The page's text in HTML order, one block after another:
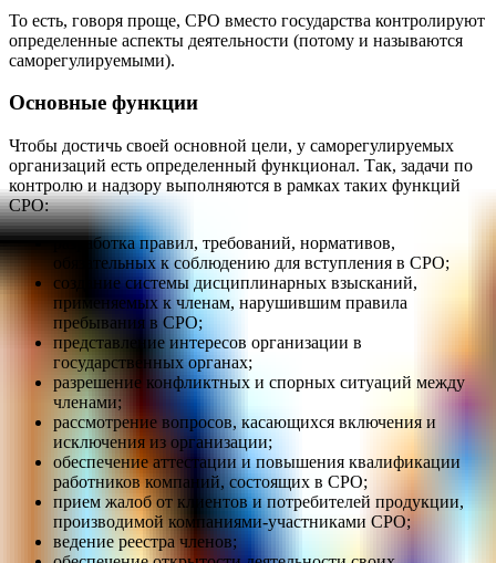
То есть, говоря проще, СРО вместо государства контролируют
определенные аспекты деятельности (потому и называются
саморегулируемыми).
Основные функции
Чтобы достичь своей основной цели, у саморегулируемых
организаций есть определенный функционал. Так, задачи по
контролю и надзору выполняются в рамках таких функций
СРО:
разработка правил, требований, нормативов,
обязательных к соблюдению для вступления в СРО;
создание системы дисциплинарных взысканий,
применяемых к членам, нарушившим правила
пребывания в СРО;
представление интересов организации в
государственных органах;
разрешение конфликтных и спорных ситуаций между
членами;
рассмотрение вопросов, касающихся включения и
исключения из организации;
обеспечение аттестации и повышения квалификации
работников компаний, состоящих в СРО;
прием жалоб от клиентов и потребителей продукции,
производимой компаниями-участниками СРО;
ведение реестра членов;